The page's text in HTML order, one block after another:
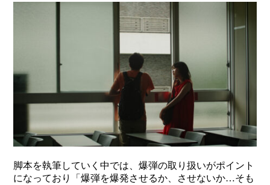
脚本を執筆していく中では、爆弾の取り扱いがポイント
になっており「爆弾を爆発させるか、させないか…そも